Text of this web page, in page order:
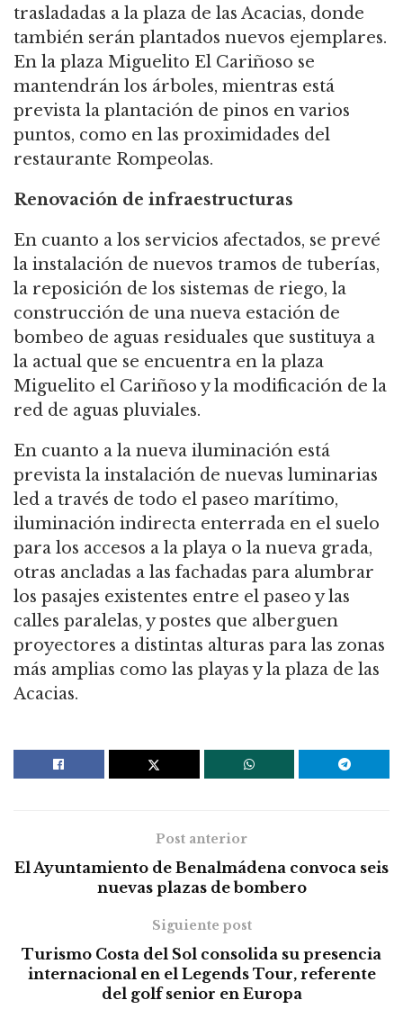
trasladadas a la plaza de las Acacias, donde
también serán plantados nuevos ejemplares.
En la plaza Miguelito El Cariñoso se
mantendrán los árboles, mientras está
prevista la plantación de pinos en varios
puntos, como en las proximidades del
restaurante Rompeolas.
Renovación de infraestructuras
En cuanto a los servicios afectados, se prevé
la instalación de nuevos tramos de tuberías,
la reposición de los sistemas de riego, la
construcción de una nueva estación de
bombeo de aguas residuales que sustituya a
la actual que se encuentra en la plaza
Miguelito el Cariñoso y la modificación de la
red de aguas pluviales.
En cuanto a la nueva iluminación está
prevista la instalación de nuevas luminarias
led a través de todo el paseo marítimo,
iluminación indirecta enterrada en el suelo
para los accesos a la playa o la nueva grada,
otras ancladas a las fachadas para alumbrar
los pasajes existentes entre el paseo y las
calles paralelas, y postes que alberguen
proyectores a distintas alturas para las zonas
más amplias como las playas y la plaza de las
Acacias.
Post anterior
El Ayuntamiento de Benalmádena convoca seis
nuevas plazas de bombero
Siguiente post
Turismo Costa del Sol consolida su presencia
internacional en el Legends Tour, referente
del golf senior en Europa